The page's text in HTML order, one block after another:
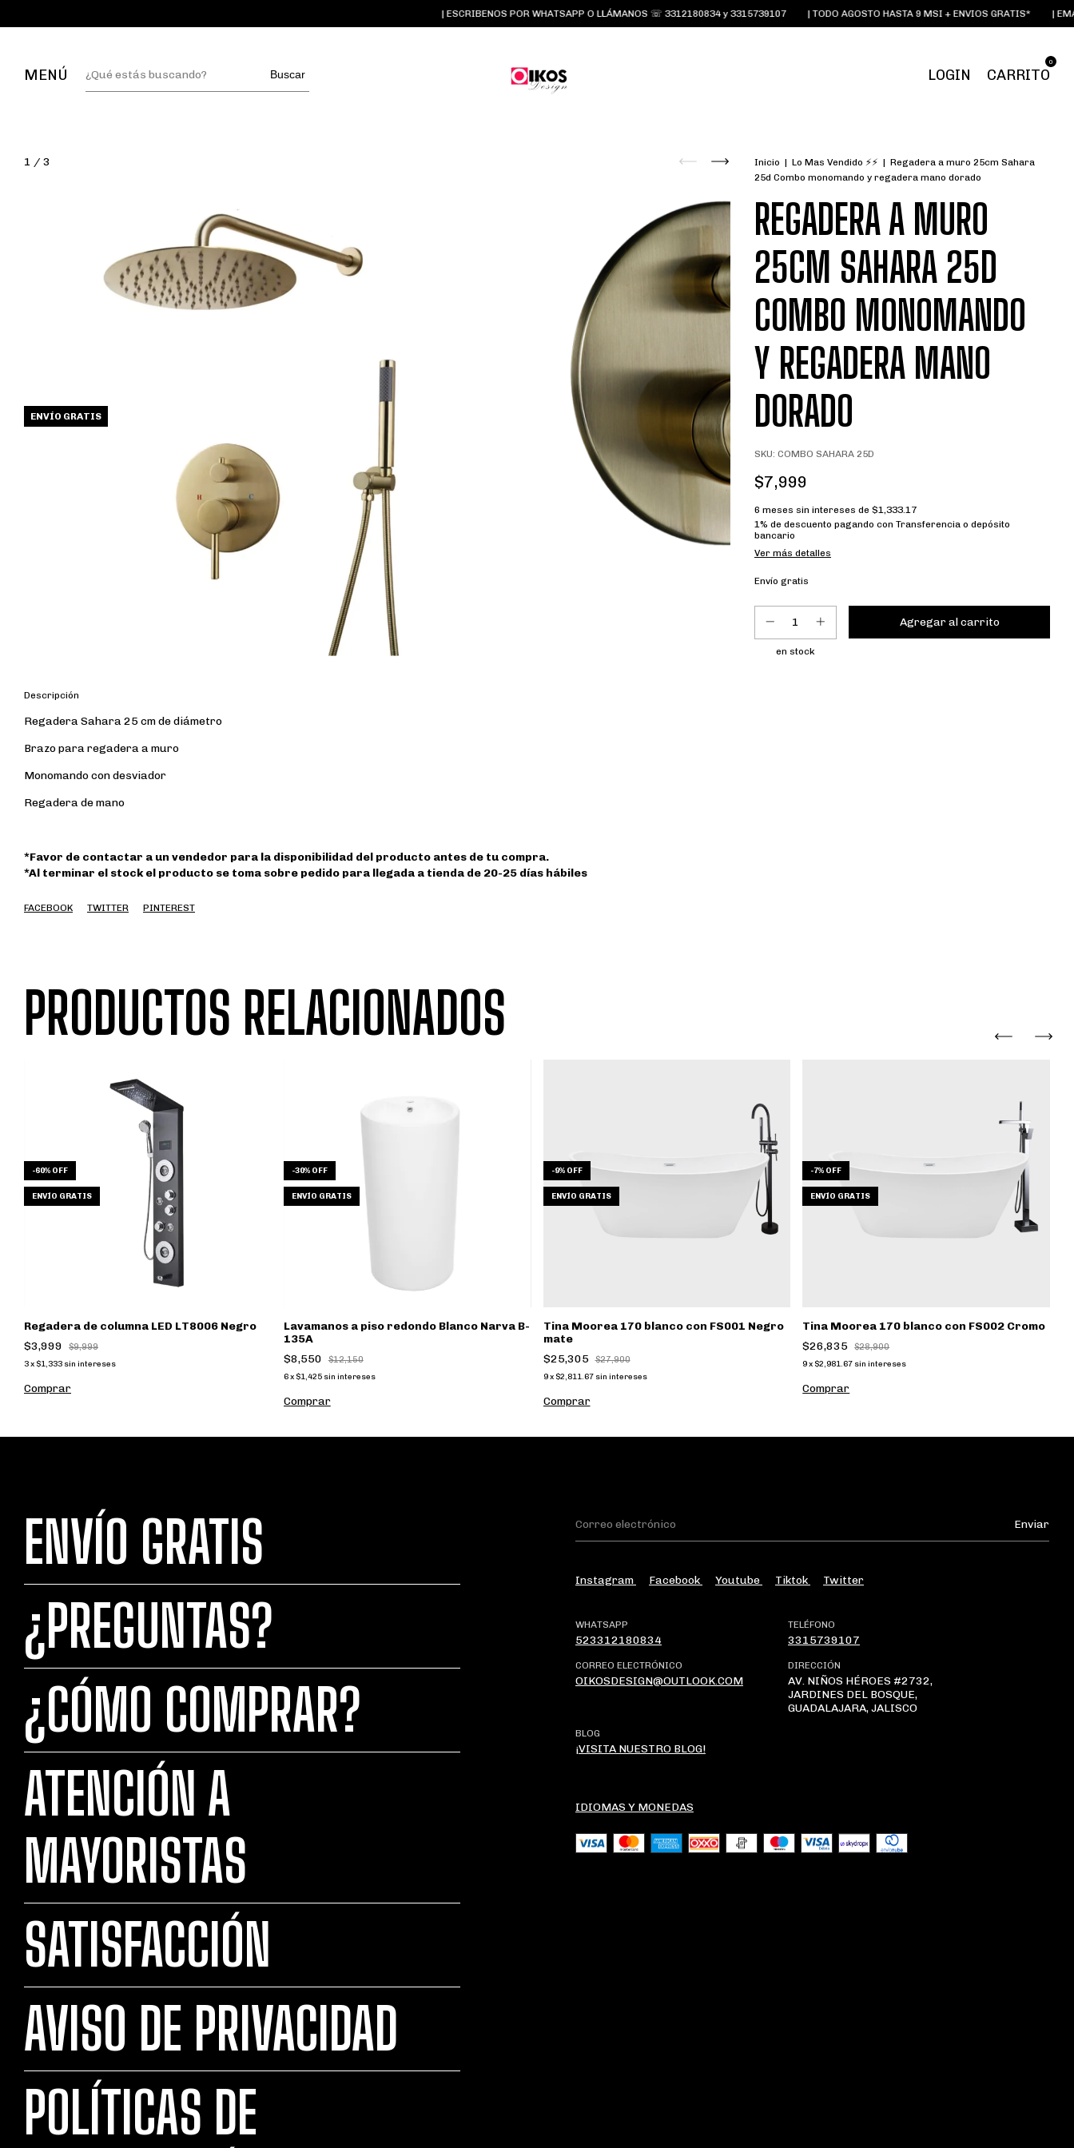
| ESCRIBENOS POR WHATSAPP O LLÁMANOS ☏ 3312180834 y 3315739107 | TODO AGOSTO HASTA 9 MSI + ENVIOS GRATIS* | EMAIL:
MENÚ Buscar LOGIN CARRITO
0
1 / 3
ENVÍO GRATIS
Inicio | Lo Mas Vendido ⚡⚡ | Regadera a muro 25cm Sahara
25d Combo monomando y regadera mano dorado
REGADERA A MURO
25CM SAHARA 25D
COMBO MONOMANDO
Y REGADERA MANO
DORADO
SKU: COMBO SAHARA 25D
$7,999
6 meses sin intereses de $1,333.17
1% de descuento pagando con Transferencia o depósito
bancario
Ver más detalles
Envío gratis
en stock
Descripción
Regadera Sahara 25 cm de diámetro
Brazo para regadera a muro
Monomando con desviador
Regadera de mano
*Favor de contactar a un vendedor para la disponibilidad del producto antes de tu compra.
*Al terminar el stock el producto se toma sobre pedido para llegada a tienda de 20-25 días hábiles
FACEBOOK TWITTER PINTEREST
PRODUCTOS RELACIONADOS
-60% OFF
ENVÍO GRATIS
Regadera de columna LED LT8006 Negro
$3,999
$9,999
3x $1,333 sin intereses
-30% OFF
ENVÍO GRATIS
Lavamanos a piso redondo Blanco Narva B-
135A
$8,550
$12,150
6x $1,425 sin intereses
-9% OFF
ENVÍO GRATIS
Tina Moorea 170 blanco con FS001 Negro
mate
$25,305
$27,900
9 x $2,811.67 sin intereses
Comprar
-7% OFF
ENVÍO GRATIS
Tina Moorea 170 blanco con FS002 Cromo
$26,835
$28,900
9x $2,981.67 sin intereses
Comprar
ENVÍO GRATIS
¿PREGUNTAS?
¿CÓMO COMPRAR?
ATENCIÓN A
MAYORISTAS
SATISFACCIÓN
AVISO DE PRIVACIDAD
POLÍTICAS DE
Instagram Facebook Youtube Tiktok Twitter
WHATSAPP
523312180834
TELÉFONO
3315739107
CORREO ELECTRÓNICO
OIKOSDESIGN@OUTLOOK.COM
DIRECCIÓN
AV. NIÑOS HÉROES #2732,
JARDINES DEL BOSQUE,
GUADALAJARA, JALISCO
BLOG
¡VISITA NUESTRO BLOG!
IDIOMAS Y MONEDAS